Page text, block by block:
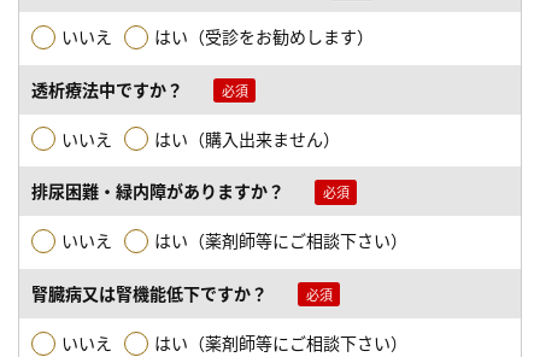
いいえ はい（受診をお勧めします）
透析療法中ですか？
いいえ はい（購入出来ません）
排尿困難・緑内障がありますか？
いいえ はい（薬剤師等にご相談下さい）
腎臓病又は腎機能低下ですか？
いいえ はい（薬剤師等にご相談下さい）